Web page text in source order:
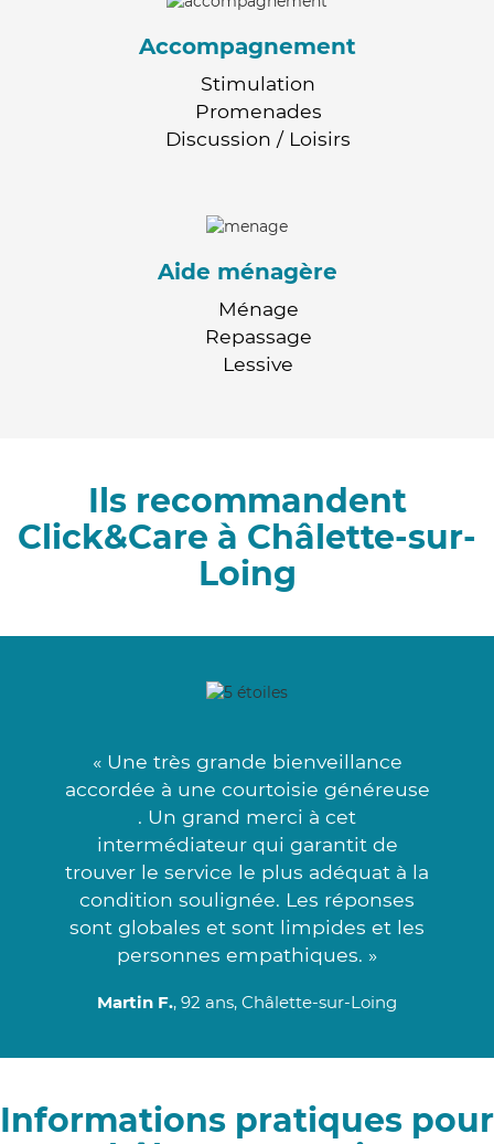
Accompagnement
Stimulation
Promenades
Discussion / Loisirs
Aide ménagère
Ménage
Repassage
Lessive
Ils recommandent
Click&Care à Châlette-sur-
Loing
« Une très grande bienveillance
accordée à une courtoisie généreuse
. Un grand merci à cet
intermédiateur qui garantit de
trouver le service le plus adéquat à la
condition soulignée. Les réponses
sont globales et sont limpides et les
personnes empathiques. »
Martin F., 92 ans, Châlette-sur-Loing
Informations pratiques pour